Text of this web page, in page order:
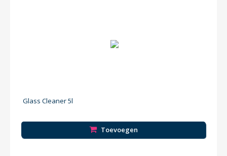
Glass Cleaner 5l
Toevoegen